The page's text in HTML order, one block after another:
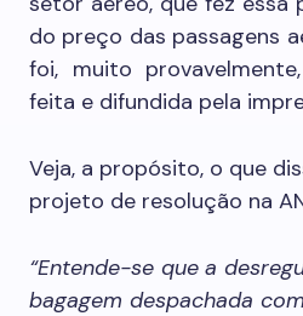
do preço das passagens
foi, muito
feita e difundida pela
Veja, a propósito, o que
projeto de resolução na
“Entende-se que a
bagagem despachada